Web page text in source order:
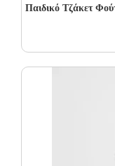
Παιδικό Τζάκετ